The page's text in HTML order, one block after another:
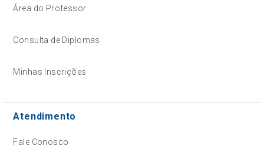
Área do Professor
Consulta de Diplomas
Minhas Inscrições
Atendimento
Fale Conosco